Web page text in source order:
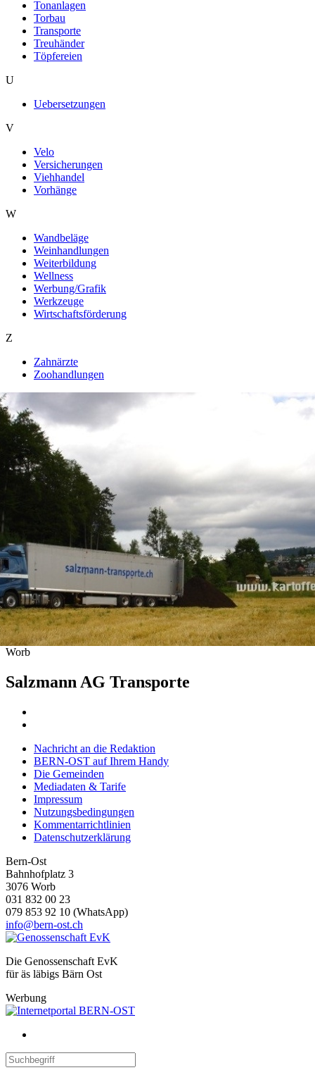
Nutzung der Dienste gesammelt haben.
Tonanlagen
Torbau
Transporte
Treuhänder
Töpfereien
U
Uebersetzungen
V
Velo
Versicherungen
Viehhandel
Vorhänge
W
Wandbeläge
Weinhandlungen
Weiterbildung
Wellness
Werbung/Grafik
Werkzeuge
Wirtschaftsförderung
Z
Zahnärzte
Zoohandlungen
Worb
Salzmann AG Transporte
Nachricht an die Redaktion
BERN-OST auf Ihrem Handy
Die Gemeinden
Mediadaten & Tarife
Impressum
Nutzungsbedingungen
Kommentarrichtlinien
Datenschutzerklärung
Bern-Ost
Bahnhofplatz 3
3076 Worb
031 832 00 23
079 853 92 10 (WhatsApp)
info@bern-ost.ch
Die Genossenschaft EvK
für äs läbigs Bärn Ost
Werbung